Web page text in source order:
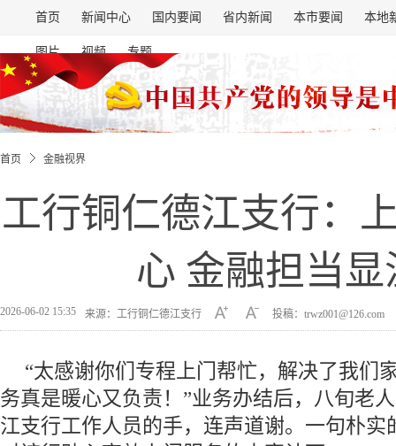
首页 新闻中心 国内要闻 省内新闻 本市要闻 本地
图片 视频 专题
首页 金融视界
工行铜仁德江支行：
心 金融担当显
2026-06-02 15:35 来源：工行铜仁德江支行 投稿：trwz001@126.com
“太感谢你们专程上门帮忙，解决了我们
务真是暖心又负责！”业务办结后，八旬老
江支行工作人员的手，连声道谢。一句朴实